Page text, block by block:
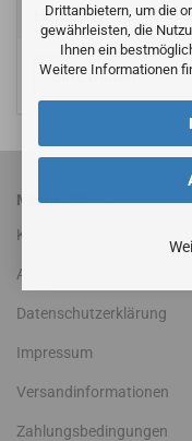
Drittanbietern, um die
gewährleisten, die
Ihnen ein
Weitere Informationen
Hersteller
MEHR ÜBER...
Kontakt
AGB
Datenschutzerklärung
Impressum
Versandinformationen
Zahlungsbedingungen